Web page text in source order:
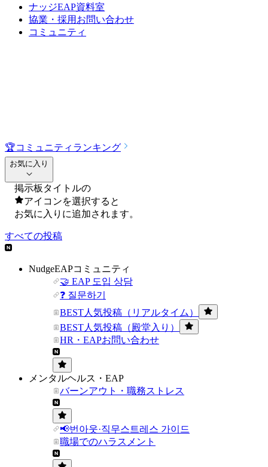
ナッジEAP資料室
協業・採用お問い合わせ
コミュニティ
🏆コミュニティランキング
お気に入り
掲示板タイトルの
アイコンを選択すると
お気に入りに追加されます。
すべての投稿
NudgeEAPコミュニティ
🤝 EAP 도입 상담
❓ 질문하기
BEST人気投稿（リアルタイム）
BEST人気投稿（殿堂入り）
HR・EAPお問い合わせ
メンタルヘルス・EAP
バーンアウト・職務ストレス
📢번아웃·직무스트레스 가이드
職場でのハラスメント